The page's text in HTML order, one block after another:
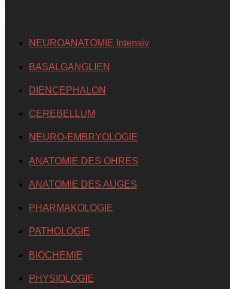
NEUROANATOMIE Intensiv
BASALGANGLIEN
DIENCEPHALON
CEREBELLUM
NEURO-EMBRYOLOGIE
ANATOMIE DES OHRES
ANATOMIE DES AUGES
PHARMAKOLOGIE
PATHOLOGIE
BIOCHEMIE
PHYSIOLOGIE